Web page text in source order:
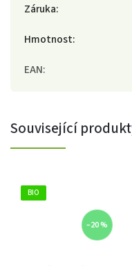
Záruka:
Hmotnost:
EAN:
Související
BIO
–20 %